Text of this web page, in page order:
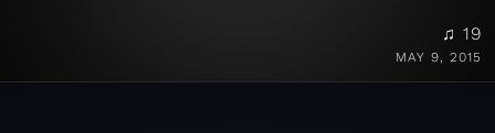
♫ 19
MAY 9, 2015